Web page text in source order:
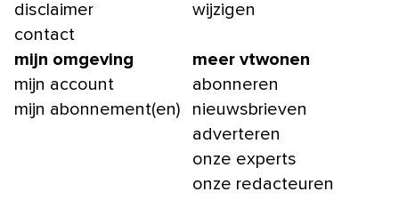
disclaimer
contact
wijzigen
mijn omgeving
mijn account
mijn abonnement(en)
meer vtwonen
abonneren
nieuwsbrieven
adverteren
onze experts
onze redacteuren